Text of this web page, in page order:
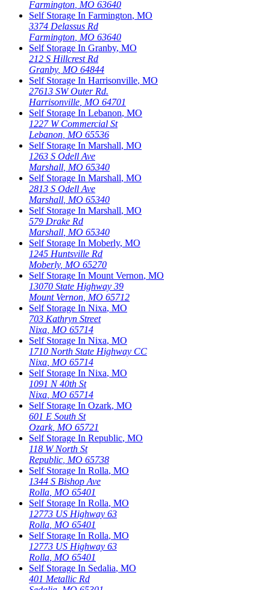
Farmington MO 63640
Self Storage In Farmington, MO
3374 Delassus Rd
Farmington MO 63640
Self Storage In Granby, MO
212 S Hillcrest Rd
Granby, MO 64844
Self Storage In Harrisonville, MO
27613 SW Outer Rd.
Harrisonville MO 64701
Self Storage In Lebanon, MO
1227 W Commercial St
Lebanon MO 65536
Self Storage In Marshall, MO
1263 S Odell Ave
Marshall MO 65340
Self Storage In Marshall, MO
2813 S Odell Ave
Marshall MO 65340
Self Storage In Marshall, MO
579 Drake Rd
Marshall MO 65340
Self Storage In Moberly, MO
1245 Huntsville Rd
Moberly, MO 65270
Self Storage In Mount Vernon, MO
13070 State Highway 39
Mount Vernon MO 65712
Self Storage In Nixa, MO
703 Kathryn Street
Nixa MO 65714
Self Storage In Nixa, MO
1710 North State Highway CC
Nixa MO 65714
Self Storage In Nixa, MO
1091 N 40th St
Nixa MO 65714
Self Storage In Ozark, MO
601 E South St
Ozark, MO 65721
Self Storage In Republic, MO
118 W North St
Republic MO 65738
Self Storage In Rolla, MO
1344 S Bishop Ave
Rolla MO 65401
Self Storage In Rolla, MO
12773 US Highway 63
Rolla MO 65401
Self Storage In Rolla, MO
12773 US Highway 63
Rolla MO 65401
Self Storage In Sedalia, MO
401 Metallic Rd